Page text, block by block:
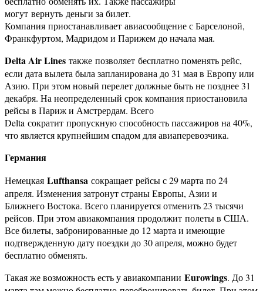
могут вернуть деньги за билет.
Компания приостанавливает авиасообщение с Барселоной,
Франкфуртом, Мадридом и Парижем до начала мая.
Delta Air Lines также позволяет бесплатно поменять рейс,
если дата вылета была запланирована до 31 мая в Европу или
Азию. При этом новый перелет должные быть не позднее 31
декабря. На неопределенный срок компания приостановила
рейсы в Париж и Амстрердам. Всего
Delta сократит пропускную способность пассажиров на 40%,
что является крупнейшим спадом для авиаперевозчика.
Германия
Немецкая Lufthansa сокращает рейсы с 29 марта по 24
апреля. Изменения затронут страны Европы, Азии и
Ближнего Востока. Всего планируется отменить 23 тысячи
рейсов. При этом авиакомпания продолжит полеты в США.
Все билеты, забронированные до 12 марта и имеющие
подтвержденную дату поездки до 30 апреля, можно будет
бесплатно обменять.
Такая же возможность есть у авиакомпании Eurowings. До 31